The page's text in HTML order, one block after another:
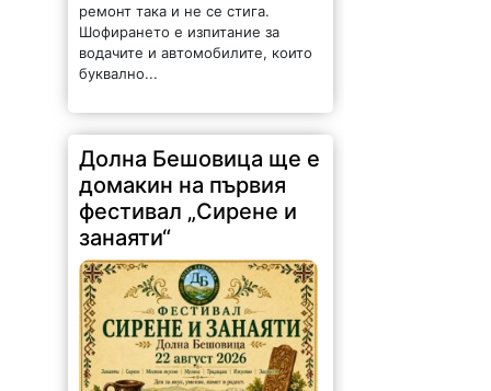
ремонт така и не се стига.
Шофирането е изпитание за
водачите и автомобилите, които
буквално...
Долна Бешовица ще е
домакин на първия
фестивал „Сирене и
занаяти“